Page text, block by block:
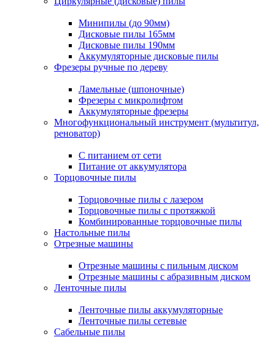
Минипилы (до 90мм)
Дисковые пилы 165мм
Дисковые пилы 190мм
Аккумуляторные дисковые пилы
Фрезеры ручные по дереву
Ламельные (шпоночные)
Фрезеры с микролифтом
Аккумуляторные фрезеры
Многофункциональный инструмент (мультитул,
реноватор)
С питанием от сети
Питание от аккумулятора
Торцовочные пилы
Торцовочные пилы с лазером
Торцовочные пилы с протяжкой
Комбинированные торцовочные пилы
Настольные пилы
Отрезные машины
Отрезные машины с пильным диском
Отрезные машины с абразивным диском
Ленточные пилы
Ленточные пилы аккумуляторные
Ленточные пилы сетевые
Сабельные пилы